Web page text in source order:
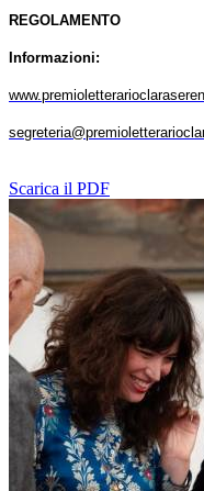
REGOLAMENTO
Informazioni:
Scarica il PDF